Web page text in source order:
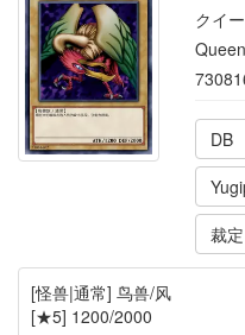
クイ
DB
裁定
[怪兽|通常] 鸟兽/风
[★5] 1200/2000